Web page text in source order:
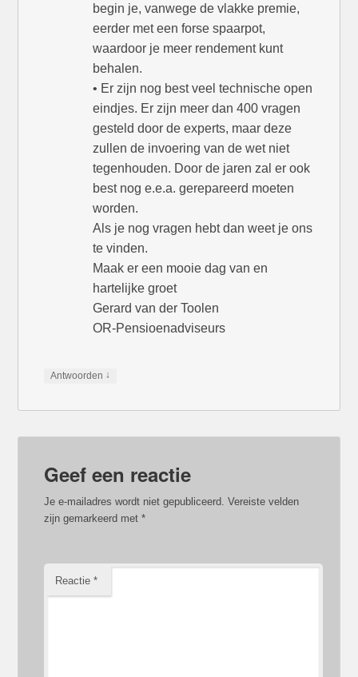
begin je, vanwege de vlakke premie,
eerder met een forse spaarpot,
waardoor je meer rendement kunt
behalen.
• Er zijn nog best veel technische open
eindjes. Er zijn meer dan 400 vragen
gesteld door de experts, maar deze
zullen de invoering van de wet niet
tegenhouden. Door de jaren zal er ook
best nog e.e.a. gerepareerd moeten
worden.
Als je nog vragen hebt dan weet je ons
te vinden.
Maak er een mooie dag van en
hartelijke groet
Gerard van der Toolen
OR-Pensioenadviseurs
Antwoorden ↓
Geef een reactie
Je e-mailadres wordt niet gepubliceerd.
Vereiste velden
zijn gemarkeerd met*
Reactie*